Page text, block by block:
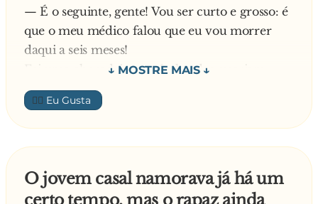
— É o seguinte, gente! Vou ser curto e grosso: é
que o meu médico falou que eu vou morrer
daqui a seis meses!
Foi uma choradeira terrível, todos queriam
abraçá-lo, beijá-lo e dizer o quanto o amavam,
até que alguns minutos depois, outra revelação:
— Gente, calma! Era brincadeira! Eu só queria
dizer que eu sou gay!
👍🏼
O jovem casal namorava já há um
certo tempo, mas o rapaz ainda